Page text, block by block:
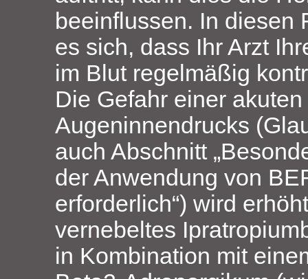
beeinflussen. In diesen
es sich, dass Ihr Arzt
im Blut regelmäßig
Die Gefahr einer
Augeninnendrucks
auch Abschnitt
der Anwendung von
erforderlich“) wird
vernebeltes
in Kombination mit